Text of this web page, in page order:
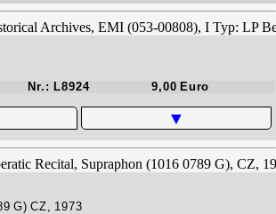
Nr.: L8924 9,00 Euro
▼
G) CZ, 1973